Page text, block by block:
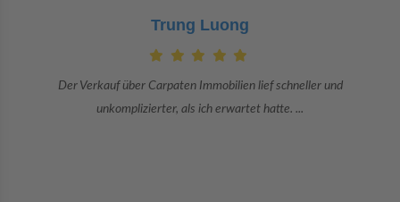
Claudia Bergrath
Danke an Carpaten Immobilien und besonders an Frau
Sie war viele Monate mehr als ...